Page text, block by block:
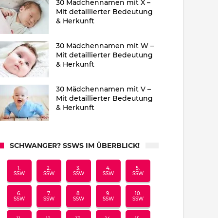
30 Mädchennamen mit X –
Mit detaillierter Bedeutung
& Herkunft
30 Mädchennamen mit W –
Mit detaillierter Bedeutung
& Herkunft
30 Mädchennamen mit V –
Mit detaillierter Bedeutung
& Herkunft
SCHWANGER? SSWS IM ÜBERBLICK!
1.
SSW
2.
SSW
3.
SSW
4.
SSW
5.
SSW
6.
SSW
7.
SSW
8.
SSW
9.
SSW
10.
SSW